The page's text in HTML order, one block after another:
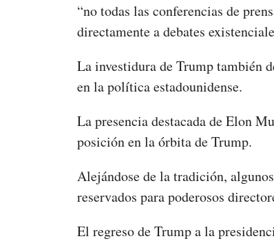
“no todas las conferencias de
directamente a debates
La investidura de Trump también
en la política estadounidense.
La presencia destacada de Elon
posición en la órbita de Trump.
Alejándose de la tradición,
reservados para poderosos
El regreso de Trump a la